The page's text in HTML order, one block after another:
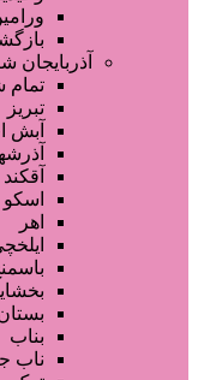
آذربایجان
تمام
تبریز
آبش
آقکند
اسکو
اهر
بستان
بناب
ناب
دسته‌بندی‌ها
/ محصولات برچسب